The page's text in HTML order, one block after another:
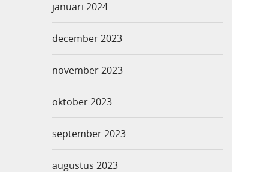
januari 2024
december 2023
november 2023
oktober 2023
september 2023
augustus 2023